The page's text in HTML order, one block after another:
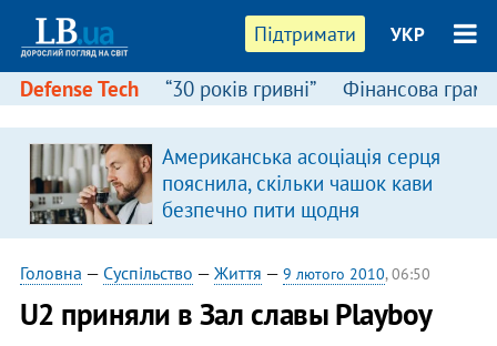
Підтримати УКР
Defense Tech “30 років гривні” Фінансова
Американська асоціація серця
пояснила, скільки чашок кави
безпечно пити щодня
Головна — Суспільство — Життя — 9 лютого 2010, 06:50
U2 приняли в Зал славы Playboy